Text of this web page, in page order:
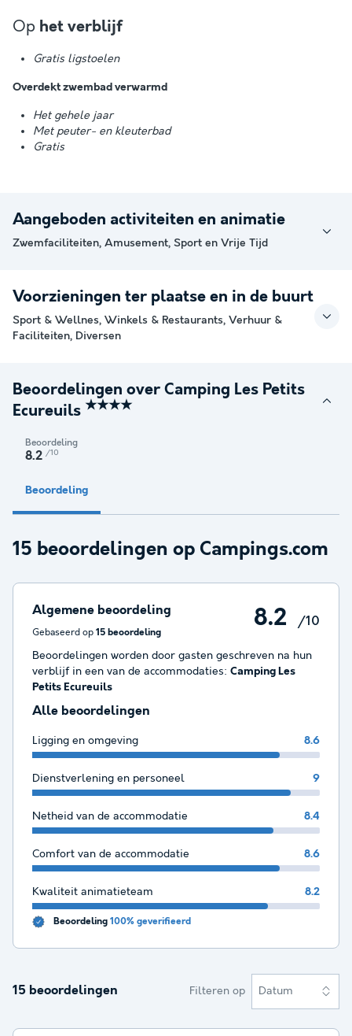
Op het verblijf
Gratis ligstoelen
Overdekt zwembad verwarmd
Het gehele jaar
Met peuter- en kleuterbad
Gratis
Aangeboden activiteiten en animatie
Zwemfaciliteiten, Amusement, Sport en Vrije Tijd
Voorzieningen ter plaatse en in de buurt
Sport & Wellnes, Winkels & Restaurants, Verhuur &
Faciliteiten, Diversen
Beoordelingen over Camping Les Petits
Ecureuils ★★★★
Beoordeling
8.2 /10
Beoordeling
15 beoordelingen op Campings.com
Algemene beoordeling
Gebaseerd op 15 beoordeling
8.2 /10
Beoordelingen worden door gasten geschreven na hun
verblijf in een van de accommodaties: Camping Les
Petits Ecureuils
Alle beoordelingen
Ligging en omgeving 8.6
Dienstverlening en personeel 9
Netheid van de accommodatie 8.4
Comfort van de accommodatie 8.6
Kwaliteit animatieteam 8.2
Beoordeling 100% geverifieerd
15 beoordelingen Filteren op Datum